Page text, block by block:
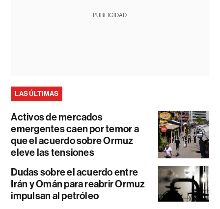
PUBLICIDAD
LAS ÚLTIMAS
Activos de mercados
emergentes caen por temor a
que el acuerdo sobre Ormuz
eleve las tensiones
Dudas sobre el acuerdo entre
Irán y Omán para reabrir Ormuz
impulsan al petróleo